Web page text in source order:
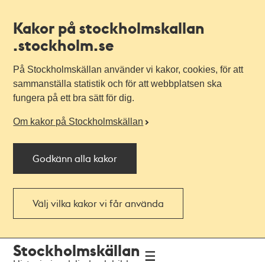
Kakor på stockholmskallan
.stockholm.se
På Stockholmskällan använder vi kakor, cookies, för att
sammanställa statistik och för att webbplatsen ska
fungera på ett bra sätt för dig.
Om kakor på Stockholmskällan
Godkänn alla kakor
Välj vilka kakor vi får använda
navigationen
huvudinnehållet
Stockholmskällan